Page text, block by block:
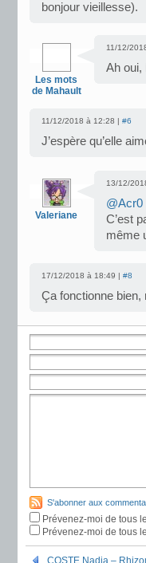
bonjour vieillesse).
Les mots
de Mahault
11/12/
Ah oui,
11/12/2018 à 12:28 | #6
J’espère qu’elle
Valeriane
13/12/
@Acr0
C’est
même
17/12/2018 à 18:49 | #8
Ça fonctionne bien,
S'abonner aux
Prévenez-moi de tous
Prévenez-moi de tous
COSTE Nadia –